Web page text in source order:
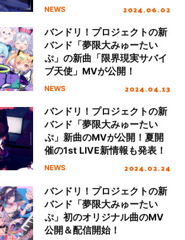
NEWS 2024.06.02
バンドリ！プロジェクトの新
バンド「夢限大みゅーたい
ぷ」の新曲「限界現実サバイ
ブ天使」MVが公開！
NEWS 2024.04.13
バンドリ！プロジェクトの新
バンド「夢限大みゅーたい
ぷ」新曲のMVが公開！夏開
催の1st LIVE新情報も発表！
NEWS 2024.02.24
バンドリ！プロジェクトの新
バンド「夢限大みゅーたい
ぷ」初のオリジナル曲のMV
公開＆配信開始！